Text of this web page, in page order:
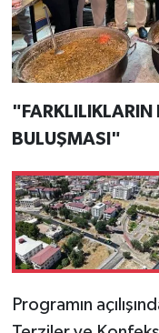
"FARKLILIKLARIN
BULUŞMASI"
Programın